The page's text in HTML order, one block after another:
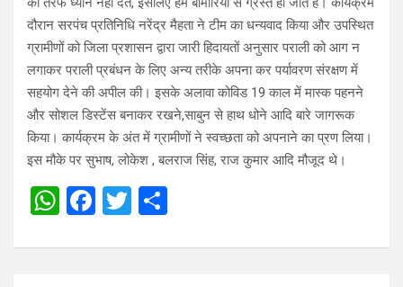
दौरान सरपंच प्रतिनिधि नरेंद्र मैहता ने टीम का धन्यवाद किया और उपस्थित
ग्रामीणों को जिला प्रशासन द्वारा जारी हिदायतों अनुसार पराली को आग न
लगाकर पराली प्रबंधन के लिए अन्य तरीके अपना कर पर्यावरण संरक्षण में
सहयोग देने की अपील की। इसके अलावा कोविड 19 काल में मास्क पहनने
और सोशल डिस्टेंस बनाकर रखने,साबुन से हाथ धोने आदि बारे जागरूक
किया। कार्यक्रम के अंत में ग्रामीणों ने स्वच्छता को अपनाने का प्रण लिया।
इस मौके पर सुभाष, लोकेश , बलराज सिंह, राज कुमार आदि मौजूद थे।
W
at
F
ce
T
tt ar